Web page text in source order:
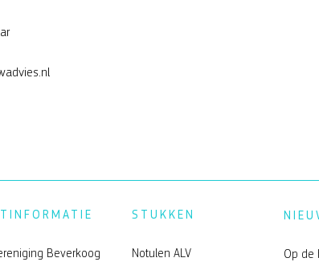
Beverkoog
STUKKEN
Notulen ALV
Op de